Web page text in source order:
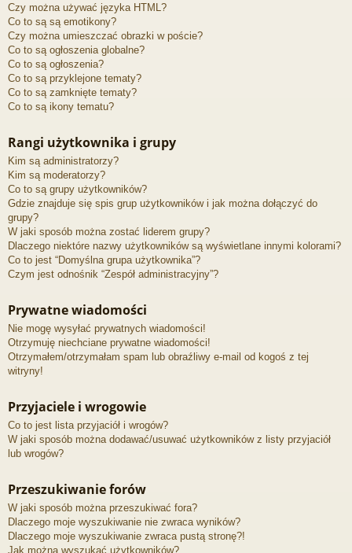
Czy można używać języka HTML?
Co to są są emotikony?
Czy można umieszczać obrazki w poście?
Co to są ogłoszenia globalne?
Co to są ogłoszenia?
Co to są przyklejone tematy?
Co to są zamknięte tematy?
Co to są ikony tematu?
Rangi użytkownika i grupy
Kim są administratorzy?
Kim są moderatorzy?
Co to są grupy użytkowników?
Gdzie znajduje się spis grup użytkowników i jak można dołączyć do
grupy?
W jaki sposób można zostać liderem grupy?
Dlaczego niektóre nazwy użytkowników są wyświetlane innymi kolorami?
Co to jest “Domyślna grupa użytkownika”?
Czym jest odnośnik “Zespół administracyjny”?
Prywatne wiadomości
Nie mogę wysyłać prywatnych wiadomości!
Otrzymuję niechciane prywatne wiadomości!
Otrzymałem/otrzymałam spam lub obraźliwy e-mail od kogoś z tej
witryny!
Przyjaciele i wrogowie
Co to jest lista przyjaciół i wrogów?
W jaki sposób można dodawać/usuwać użytkowników z listy przyjaciół
lub wrogów?
Przeszukiwanie forów
W jaki sposób można przeszukiwać fora?
Dlaczego moje wyszukiwanie nie zwraca wyników?
Dlaczego moje wyszukiwanie zwraca pustą stronę?!
Jak można wyszukać użytkowników?